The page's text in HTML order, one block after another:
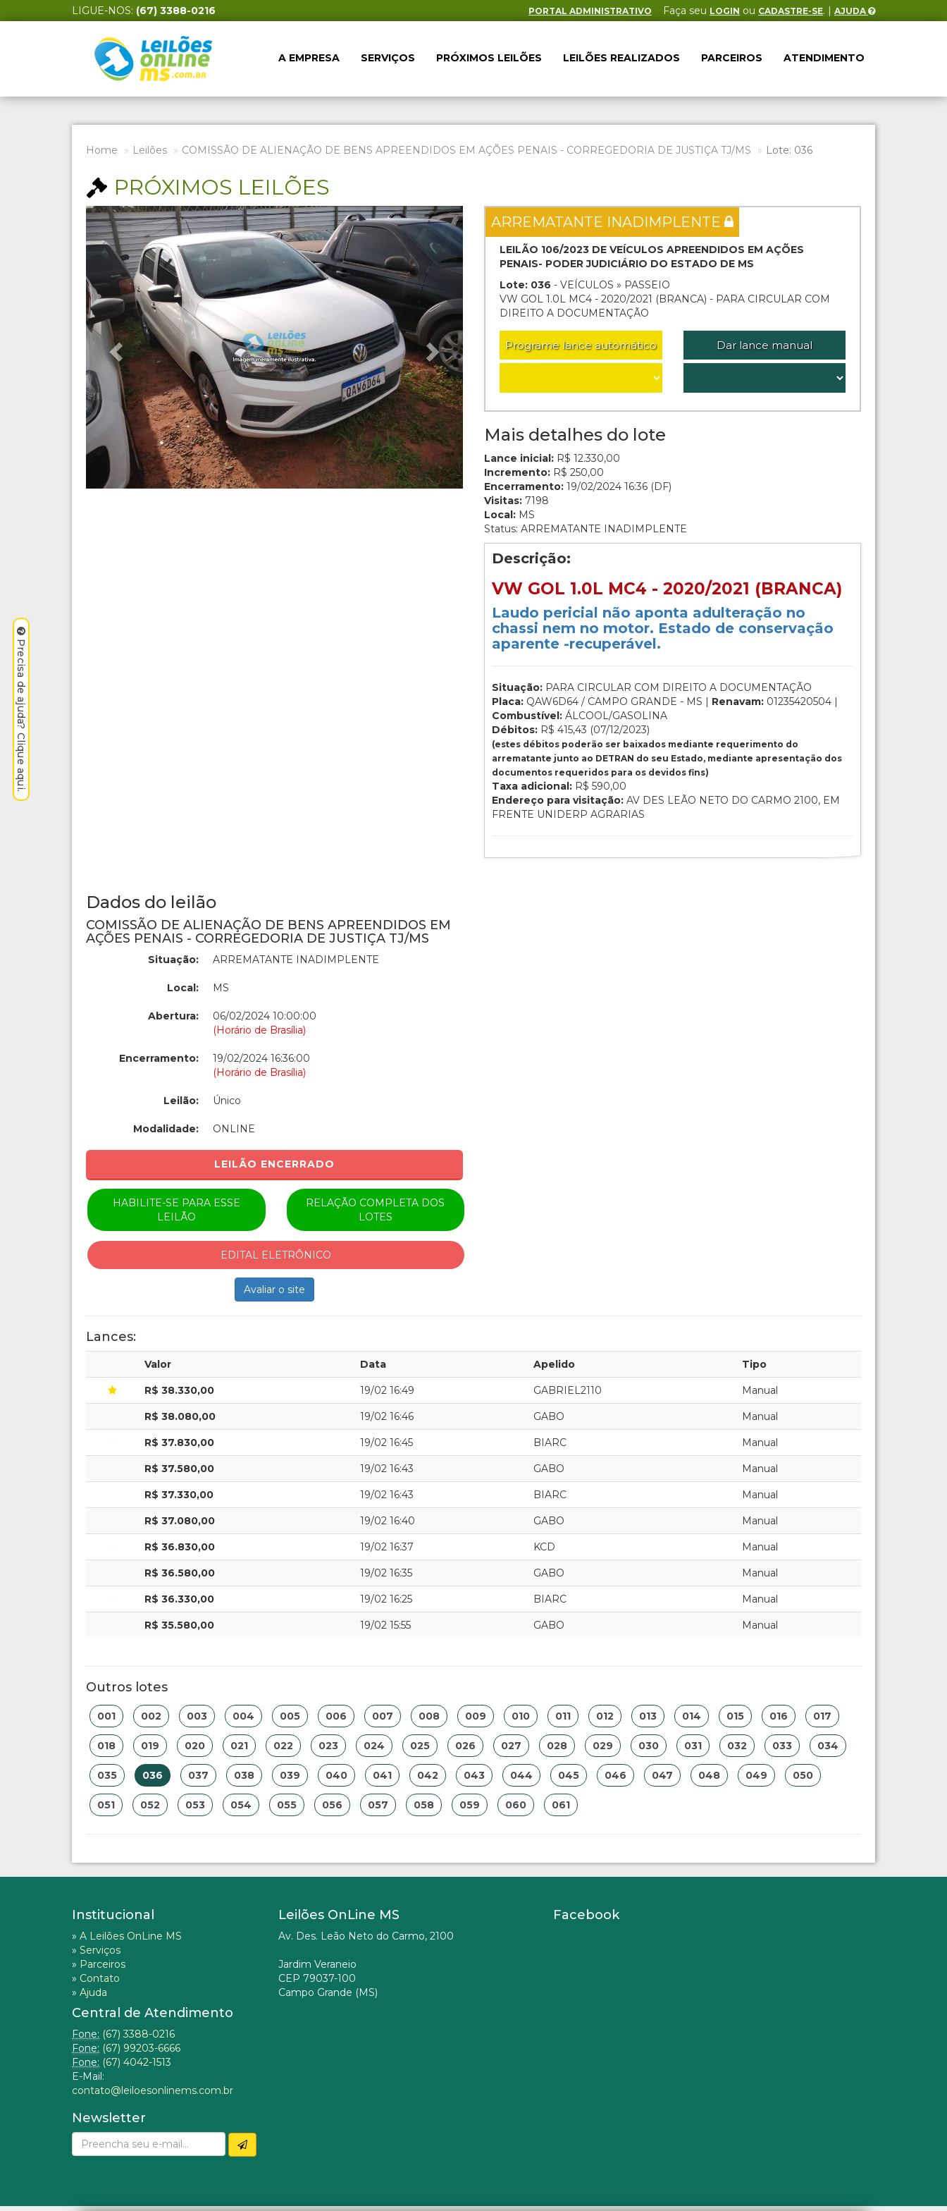
LIGUE-NOS: (67) 3388-0216 PORTAL ADMINISTRATIVO Faça seu LOGIN ou CADASTRE-SE. | AJUDA
A EMPRESA SERVIÇOS PRÓXIMOS LEILÕES LEILÕES REALIZADOS PARCEIROS ATENDIMENTO
Home Leilões COMISSÃO DE ALIENAÇÃO DE BENS APREENDIDOS EM AÇÕES PENAIS - CORREGEDORIA DE JUSTIÇA TJ/MS Lote: 036
PRÓXIMOS LEILÕES
Previous Next ARREMATANTE INADIMPLENTE
LEILÃO 106/2023 DE VEÍCULOS APREENDIDOS EM AÇÕES
PENAIS- PODER JUDICIÁRIO DO ESTADO DE MS
Lote: 036 - VEÍCULOS » PASSEIO
VW GOL 1.0L MC4 - 2020/2021 (BRANCA) - PARA CIRCULAR COM
DIREITO A DOCUMENTAÇÃO
Programe lance automático Dar lance manual
Mais detalhes do lote
Lance inicial: R$ 12.330,00
Incremento: R$ 250,00
Encerramento: 19/02/2024 16:36 (DF)
Visitas: 7198
Local: MS
Status: ARREMATANTE INADIMPLENTE
Descrição:
VW GOL 1.0L MC4 - 2020/2021 (BRANCA)
Laudo pericial não aponta adulteração no
chassi nem no motor. Estado de conservação
aparente -recuperável.
Situação: PARA CIRCULAR COM DIREITO A DOCUMENTAÇÃO
Placa: QAW6D64 / CAMPO GRANDE - MS | Renavam: 01235420504 |
Combustível: ÁLCOOL/GASOLINA
Débitos: R$ 415,43 (07/12/2023)
(estes débitos poderão ser baixados mediante requerimento do
arrematante junto ao DETRAN do seu Estado, mediante apresentação dos
documentos requeridos para os devidos fins)
Taxa adicional: R$ 590,00
Endereço para visitação: AV DES LEÃO NETO DO CARMO 2100, EM
FRENTE UNIDERP AGRARIAS
Dados do leilão
COMISSÃO DE ALIENAÇÃO DE BENS APREENDIDOS EM
AÇÕES PENAIS - CORREGEDORIA DE JUSTIÇA TJ/MS
Situação: ARREMATANTE INADIMPLENTE
Local: MS
Abertura:
06/02/2024 10:00:00
(Horário de Brasília)
Encerramento:
19/02/2024 16:36:00
(Horário de Brasília)
Leilão: Único
Modalidade: ONLINE
LEILÃO ENCERRADO
HABILITE-SE PARA ESSE
LEILÃO
RELAÇÃO COMPLETA DOS
LOTES
EDITAL ELETRÔNICO
Avaliar o site
Lances:
Valor Data Apelido Tipo
R$ 38.330,00 19/02 16:49 GABRIEL2110 Manual
R$ 38.080,00 19/02 16:46 GABO Manual
R$ 37.830,00 19/02 16:45 BIARC Manual
R$ 37.580,00 19/02 16:43 GABO Manual
R$ 37.330,00 19/02 16:43 BIARC Manual
R$ 37.080,00 19/02 16:40 GABO Manual
R$ 36.830,00 19/02 16:37 KCD Manual
R$ 36.580,00 19/02 16:35 GABO Manual
R$ 36.330,00 19/02 16:25 BIARC Manual
R$ 35.580,00 19/02 15:55 GABO Manual
Outros lotes
001 002 003 004 005 006 007 008 009 010 011 012 013 014 015 016 017
018 019 020 021 022 023 024 025 026 027 028 029 030 031 032 033 034
035 036 037 038 039 040 041 042 043 044 045 046 047 048 049 050
051 052 053 054 055 056 057 058 059 060 061
Institucional
» A Leilões OnLine MS
» Serviços
» Parceiros
» Contato
» Ajuda
Central de Atendimento
Fone: (67) 3388-0216
Fone: (67) 99203-6666
Fone: (67) 4042-1513
E-Mail:
contato@leiloesonlinems.com.br
Newsletter
Leilões OnLine MS
Av. Des. Leão Neto do Carmo, 2100
Jardim Veraneio
CEP 79037-100
Campo Grande (MS)
Facebook
Precisa de ajuda? Clique aqui.